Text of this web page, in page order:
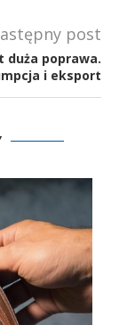
post
duża poprawa.
i eksport